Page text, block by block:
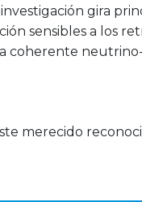
investigación gira
sensibles a los
coherente
merecido